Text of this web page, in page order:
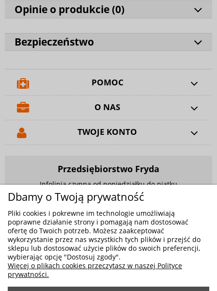
Opinie o produkcie (0)
Bezpieczeństwo
POMOC
O NAS
TWOJE KONTO
Przedsiębiorstwo Fryda
Infolinia czynna od poniedziałku do piątku
w godzinach 9.00 - 17.00
881 703 704
E-mail:sklep@fryda.com.pl
Sklepy stacjonarne:
ul. Składowa 26, 34-400 Nowy Targ
ul. Żywiecka 91, 43-300 Bielsko-Biała
Dbamy o Twoją prywatność
Pliki cookies i pokrewne im technologie umożliwiają
poprawne działanie strony i pomagają nam dostosować
ofertę do Twoich potrzeb. Możesz zaakceptować
wykorzystanie przez nas wszystkich tych plików i przejść do
sklepu lub dostosować użycie plików do swoich preferencji,
wybierając opcję "Dostosuj zgody".
Więcej o plikach cookies przeczytasz w naszej Polityce
prywatności.